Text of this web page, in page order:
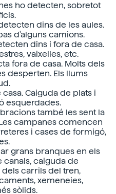
ho detecten, sobretot
dins de les aules.
d'alguns camions.
dins i fora de casa.
vaixelles, etc.
fora de casa. Molts dels
desperten. Els llums
Caiguda de plats i
esquerdades.
també les sent la
campanes comencen
i cases de formigó,
grans branques en els
canals, caiguda de
carrils del tren,
xemeneies,
sòlids.